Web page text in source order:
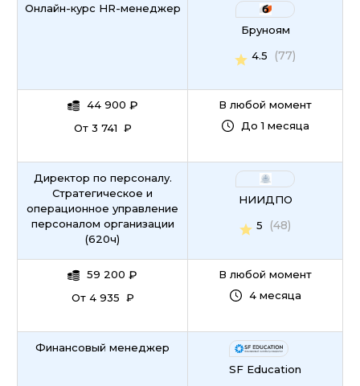
Онлайн-курс HR-менеджер
44 900 ₽
От 3 741 ₽
Бруноям
4.5
(77)
В любой момент
До 1 месяца
Директор по персоналу.
Стратегическое и
операционное управление
персоналом организации
(620ч)
59 200 ₽
От 4 935 ₽
НИИДПО
5
(48)
В любой момент
4 месяца
Финансовый менеджер
SF Education